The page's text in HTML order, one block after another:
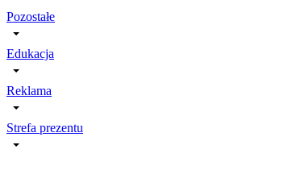
Pozostałe
Edukacja
Reklama
Strefa prezentu